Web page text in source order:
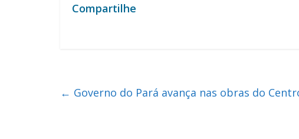
Compartilhe
← Governo do Pará avança nas obras do